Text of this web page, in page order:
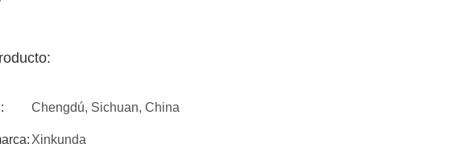
Chengdú, Sichuan, China
Xinkunda